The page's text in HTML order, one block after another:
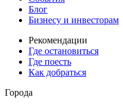
Блог
Бизнесу и инвесторам
Рекомендации
Где остановиться
Где поесть
Как добраться
Города